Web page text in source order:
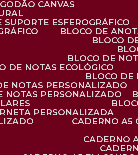
CANVAS
SUPORTE ESFEROGRÁFICO
BLOCO DE
BLOCO
BLOCO DE
DE NOTAS ECOLÓGICO
BLOCO
NOTAS PERSONALIZADO
NOTAS PERSONALIZADO
PERSONALIZADA
CADERNO
CADERNO